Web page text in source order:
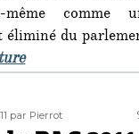
comme
du
de « Entrée
Auteur
par Pierrot